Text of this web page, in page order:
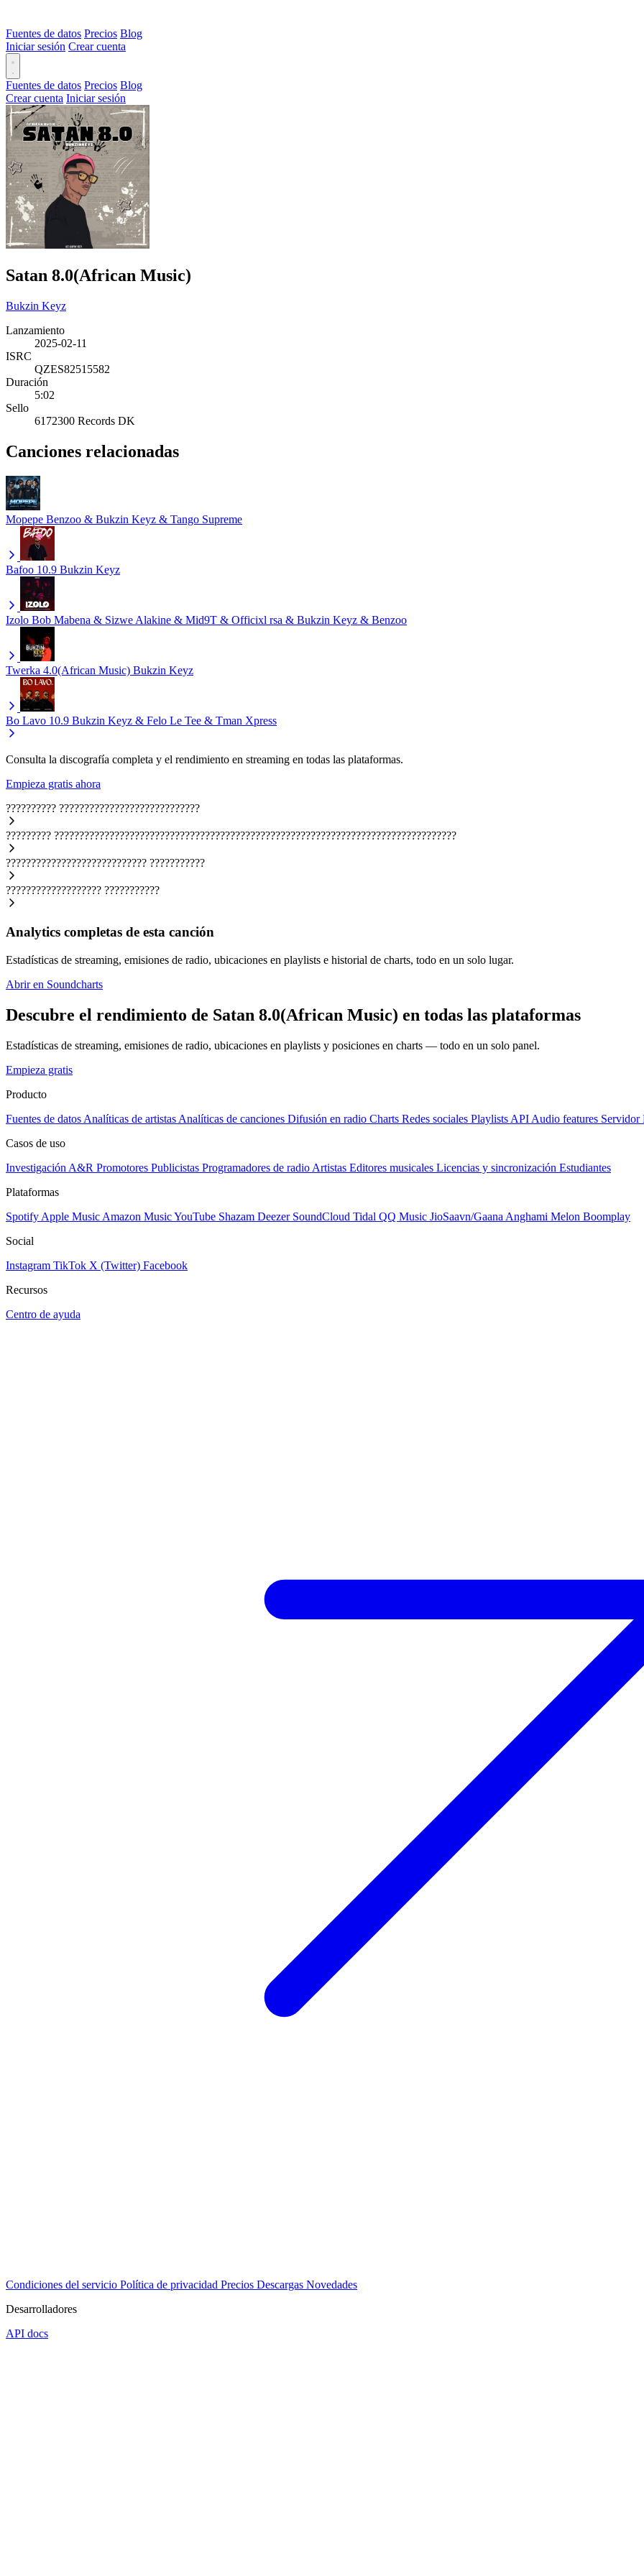
Fuentes de datos Precios Blog
Iniciar sesión Crear cuenta
Fuentes de datos Precios Blog
Crear cuenta Iniciar sesión
Satan 8.0(African Music)
Bukzin Keyz
Lanzamiento
2025-02-11
ISRC
QZES82515582
Duración
5:02
Sello
6172300 Records DK
Canciones relacionadas
Mopepe Benzoo & Bukzin Keyz & Tango Supreme
Bafoo 10.9 Bukzin Keyz
Izolo Bob Mabena & Sizwe Alakine & Mid9T & Officixl rsa & Bukzin Keyz & Benzoo
Twerka 4.0(African Music) Bukzin Keyz
Bo Lavo 10.9 Bukzin Keyz & Felo Le Tee & Tman Xpress
Consulta la discografía completa y el rendimiento en streaming en todas las plataformas.
Empieza gratis ahora
?????????? ????????????????????????????
????????? ????????????????????????????????????????????????????????????????????????????????
???????????????????????????? ???????????
??????????????????? ???????????
Analytics completas de esta canción
Estadísticas de streaming, emisiones de radio, ubicaciones en playlists e historial de charts, todo en un solo lugar.
Abrir en Soundcharts
Descubre el rendimiento de Satan 8.0(African Music) en todas las plataformas
Estadísticas de streaming, emisiones de radio, ubicaciones en playlists y posiciones en charts — todo en un solo panel.
Empieza gratis
Producto
Fuentes de datos Analíticas de artistas Analíticas de canciones Difusión en radio Charts Redes sociales Playlists API Audio features Servidor
Casos de uso
Investigación A&R Promotores Publicistas Programadores de radio Artistas Editores musicales Licencias y sincronización Estudiantes
Plataformas
Spotify Apple Music Amazon MusicYouTube Shazam Deezer SoundCloud Tidal QQ Music JioSaavn/Gaana Anghami Melon Boomplay
Social
Instagram TikTok X (Twitter) Facebook
Recursos
Centro de ayuda
Condiciones del servicio Política de privacidad Precios Descargas Novedades
Desarrolladores
API docs